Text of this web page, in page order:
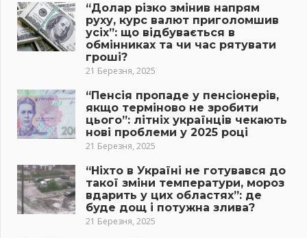
“Долар різко змінив напрям
руху, курс валют приголомшив
усіх”: що відбувається в
обмінниках та чи час рятувати
гроші?
21 Березня, 2025
“Пенсія пропаде у пенсіонерів,
якщо терміново не зробити
цього”: літніх українців чекають
нові проблеми у 2025 році
21 Березня, 2025
“Ніхто в Україні не готувався до
такої зміни температури, мороз
вдарить у цих областях”: де
буде дощ і потужна злива?
21 Березня, 2025